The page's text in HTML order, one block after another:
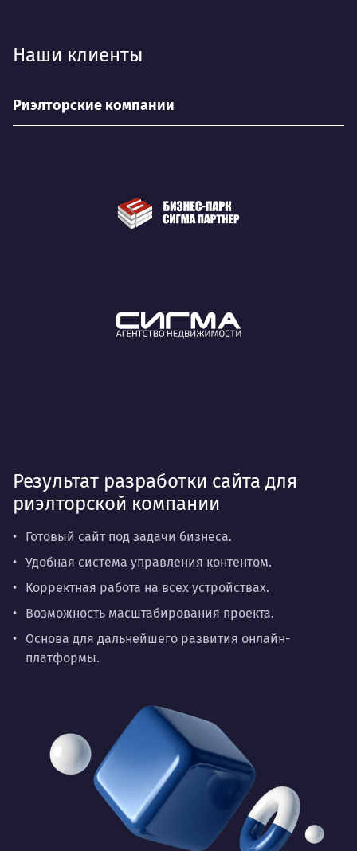
Наши клиенты
Риэлторские компании
Результат разработки сайта для
риэлторской компании
Готовый сайт под задачи бизнеса.
Удобная система управления контентом.
Корректная работа на всех устройствах.
Возможность масштабирования проекта.
Основа для дальнейшего развития онлайн-
платформы.